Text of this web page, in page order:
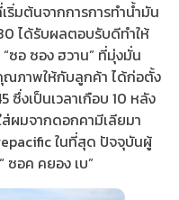
ริ่มต้นจากการการทำน้ำมัน
ได้รับผลตอบรับดีทำให้
ซอ ซอง ฮวาน” ที่มุ่งมั่น
ภาพให้กับลูกค้า ได้ก่อตั้ง
ซึ่งเป็นเวลาเกือบ 10 หลัง
ผมจากดอกคามีเลียมา
ในที่สุด ปัจจุบันผู้
ซอค คยอง เบ”